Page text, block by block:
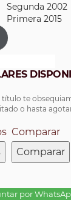
Segunda 2002
Primera 2015
te
o hasta
Comparar
Comparar
por